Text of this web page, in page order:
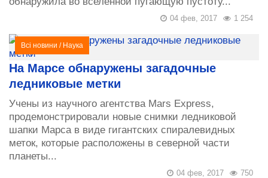
1 254
04 фев, 2017
Всі новини / Наука
На Марсе обнаружены загадочные
ледниковые метки
Учены из научного агентства Mars Express,
продемонстрировали новые снимки ледниковой
шапки Марса в виде гигантских спиралевидных
меток, которые расположены в северной части
планеты...
750
04 фев, 2017